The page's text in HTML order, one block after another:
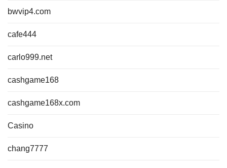
bwvip4.com
cafe444
carlo999.net
cashgame168
cashgame168x.com
Casino
chang7777